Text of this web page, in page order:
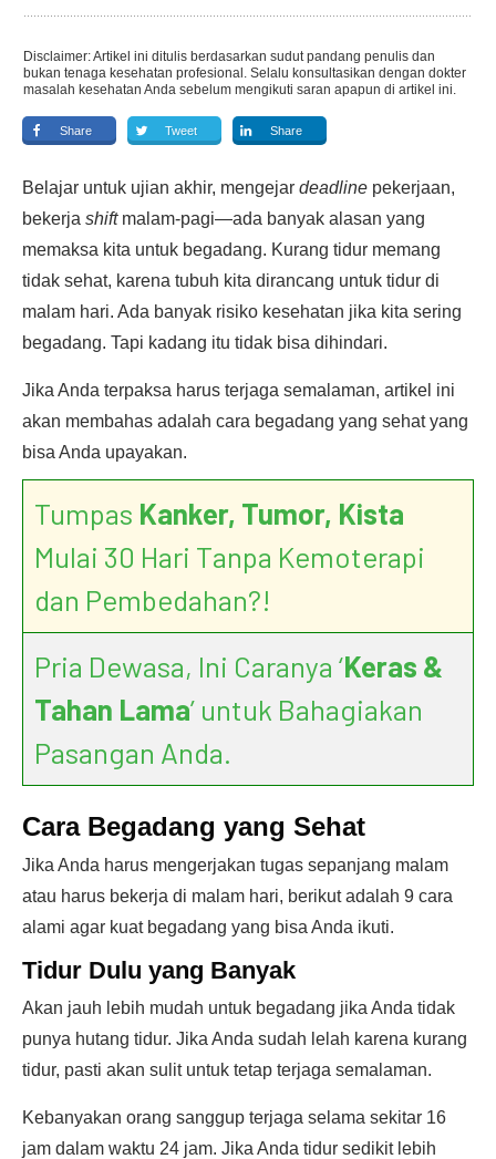
Disclaimer: Artikel ini ditulis berdasarkan sudut pandang penulis dan
bukan tenaga kesehatan profesional. Selalu konsultasikan dengan dokter
masalah kesehatan Anda sebelum mengikuti saran apapun di artikel ini.
Share Tweet Share
Belajar untuk ujian akhir, mengejar deadline pekerjaan,
bekerja shift malam-pagi—ada banyak alasan yang
memaksa kita untuk begadang. Kurang tidur memang
tidak sehat, karena tubuh kita dirancang untuk tidur di
malam hari. Ada banyak risiko kesehatan jika kita sering
begadang. Tapi kadang itu tidak bisa dihindari.
Jika Anda terpaksa harus terjaga semalaman, artikel ini
akan membahas adalah cara begadang yang sehat yang
bisa Anda upayakan.
Tumpas Kanker, Tumor, Kista
Mulai 30 Hari Tanpa Kemoterapi
dan Pembedahan?!
Pria Dewasa, Ini Caranya ‘Keras &
Tahan Lama’ untuk Bahagiakan
Pasangan Anda.
Cara Begadang yang Sehat
Jika Anda harus mengerjakan tugas sepanjang malam
atau harus bekerja di malam hari, berikut adalah 9 cara
alami agar kuat begadang yang bisa Anda ikuti.
Tidur Dulu yang Banyak
Akan jauh lebih mudah untuk begadang jika Anda tidak
punya hutang tidur. Jika Anda sudah lelah karena kurang
tidur, pasti akan sulit untuk tetap terjaga semalaman.
Kebanyakan orang sanggup terjaga selama sekitar 16
jam dalam waktu 24 jam. Jika Anda tidur sedikit lebih